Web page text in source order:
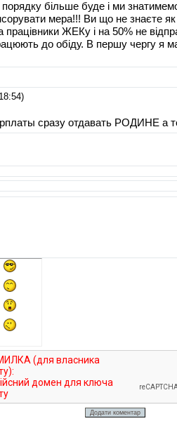
і порядку більше буде і ми
мера!!! Ви що не знаєте
працівники ЖЕКу і на 50% не
до обіду. В першу чергу я
сразу отдавать РОДИНЕ а